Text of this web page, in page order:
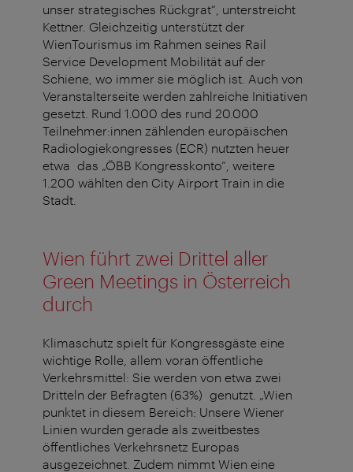
unser strategisches Rückgrat“, unterstreicht
Kettner. Gleichzeitig unterstützt der
WienTourismus im Rahmen seines Rail
Service Development Mobilität auf der
Schiene, wo immer sie möglich ist. Auch von
Veranstalterseite werden zahlreiche Initiativen
gesetzt. Rund 1.000 des rund 20.000
Teilnehmer:innen zählenden europäischen
Radiologiekongresses (ECR) nutzten heuer
etwa das „ÖBB Kongresskonto“, weitere
1.200 wählten den City Airport Train in die
Stadt.
Wien führt zwei Drittel aller
Green Meetings in Österreich
durch
Klimaschutz spielt für Kongressgäste eine
wichtige Rolle, allem voran öffentliche
Verkehrsmittel: Sie werden von etwa zwei
Dritteln der Befragten (63%) genutzt. „Wien
punktet in diesem Bereich: Unsere Wiener
Linien wurden gerade als zweitbestes
öffentliches Verkehrsnetz Europas
ausgezeichnet. Zudem nimmt Wien eine